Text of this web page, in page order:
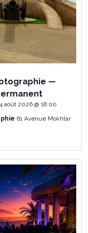
—
août 2026 @ 18:00
61 Avenue Mokhtar